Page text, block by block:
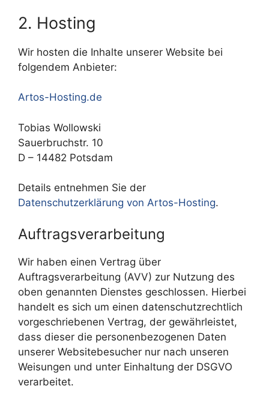
2. Hosting
Wir hosten die Inhalte unserer Website bei
folgendem Anbieter:
Artos-Hosting.de
Tobias Wollowski
Sauerbruchstr. 10
D – 14482 Potsdam
Details entnehmen Sie der
Datenschutzerklärung von Artos-Hosting.
Auftragsverarbeitung
Wir haben einen Vertrag über
Auftragsverarbeitung (AVV) zur Nutzung des
oben genannten Dienstes geschlossen. Hierbei
handelt es sich um einen datenschutzrechtlich
vorgeschriebenen Vertrag, der gewährleistet,
dass dieser die personenbezogenen Daten
unserer Websitebesucher nur nach unseren
Weisungen und unter Einhaltung der DSGVO
verarbeitet.